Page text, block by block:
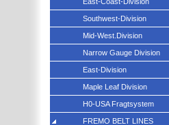
Southwest-Division
Mid-West.Division
Narrow Gauge Division
East-Division
Maple Leaf Division
H0-USA Fragtsystem
FREMO BELT LINES